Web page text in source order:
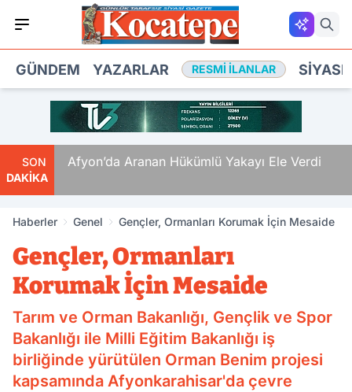
GÜNDEM YAZARLAR RESMI İLANLAR
SON
DAKİKA
Afyon’da Aranan Hükümlü Yakayı Ele Verdi
Haberler Genel Gençler, Ormanları Korumak İçin Mesaide
Gençler, Ormanları
Korumak İçin Mesaide
Tarım ve Orman Bakanlığı, Gençlik ve Spor
Bakanlığı ile Milli Eğitim Bakanlığı iş
birliğinde yürütülen Orman Benim projesi
kapsamında Afyonkarahisar'da çevre